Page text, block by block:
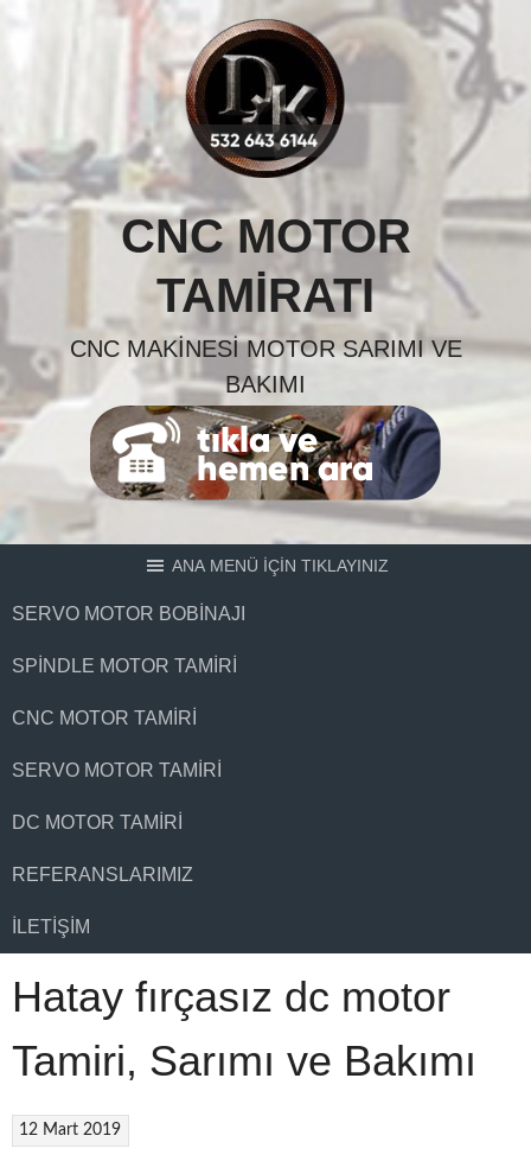
CNC MOTOR
TAMIRATI
CNC MAKINESI MOTOR SARIMI VE
BAKIMI
ANA MENÜ İÇİN TIKLAYINIZ
SERVO MOTOR BOBINAJI
SPINDLE MOTOR TAMIRI
CNC MOTOR TAMIRI
SERVO MOTOR TAMIRI
DC MOTOR TAMIRI
REFERANSLARIMIZ
İLETIŞIM
Hatay fırçasız dc motor
Tamiri, Sarımı ve Bakımı
12 Mart 2019